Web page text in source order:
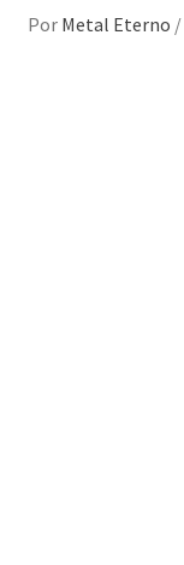
Por Metal Eterno /